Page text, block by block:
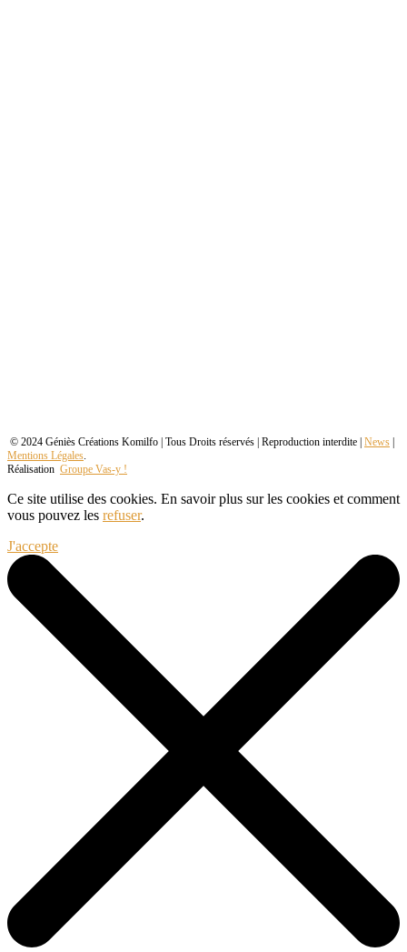
© 2024 Géniès Créations Komilfo | Tous Droits réservés | Reproduction interdite | News
Mentions Légales.
Réalisation Groupe Vas-y !
Ce site utilise des cookies. En savoir plus sur les cookies et comment
vous pouvez les refuser.
J'accepte